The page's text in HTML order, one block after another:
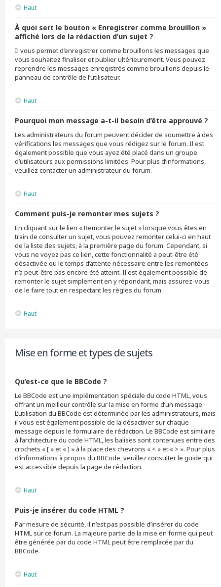
Haut
À quoi sert le bouton « Enregistrer comme brouillon »
affiché lors de la rédaction d’un sujet ?
Il vous permet d’enregistrer comme brouillons les messages que
vous souhaitez finaliser et publier ultérieurement. Vous pouvez
reprendre les messages enregistrés comme brouillons depuis le
panneau de contrôle de l’utilisateur.
Haut
Pourquoi mon message a-t-il besoin d’être approuvé ?
Les administrateurs du forum peuvent décider de soumettre à des
vérifications les messages que vous rédigez sur le forum. Il est
également possible que vous ayez été placé dans un groupe
d’utilisateurs aux permissions limitées. Pour plus d’informations,
veuillez contacter un administrateur du forum.
Haut
Comment puis-je remonter mes sujets ?
En cliquant sur le lien « Remonter le sujet » lorsque vous êtes en
train de consulter un sujet, vous pouvez remonter celui-ci en haut
de la liste des sujets, à la première page du forum. Cependant, si
vous ne voyez pas ce lien, cette fonctionnalité a peut-être été
désactivée ou le temps d’attente nécessaire entre les remontées
n’a peut-être pas encore été atteint. Il est également possible de
remonter le sujet simplement en y répondant, mais assurez-vous
de le faire tout en respectant les règles du forum.
Haut
Mise en forme et types de sujets
Qu’est-ce que le BBCode ?
Le BBCode est une implémentation spéciale du code HTML, vous
offrant un meilleur contrôle sur la mise en forme d’un message.
L’utilisation du BBCode est déterminée par les administrateurs, mais
il vous est également possible de la désactiver sur chaque
message depuis le formulaire de rédaction. Le BBCode est similaire
à l’architecture du code HTML, les balises sont contenues entre des
crochets « [ » et « ] » à la place des chevrons « < » et « > ». Pour plus
d’informations à propos du BBCode, veuillez consulter le guide qui
est accessible depuis la page de rédaction.
Haut
Puis-je insérer du code HTML ?
Par mesure de sécurité, il n’est pas possible d’insérer du code
HTML sur ce forum. La majeure partie de la mise en forme qui peut
être générée par du code HTML peut être remplacée par du
BBCode.
Haut